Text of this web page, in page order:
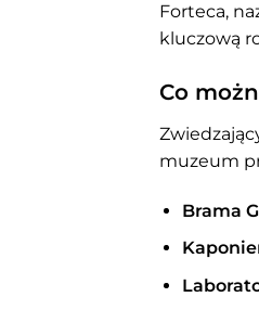
Forteca,
kluczową
Co
muzeum
Brama